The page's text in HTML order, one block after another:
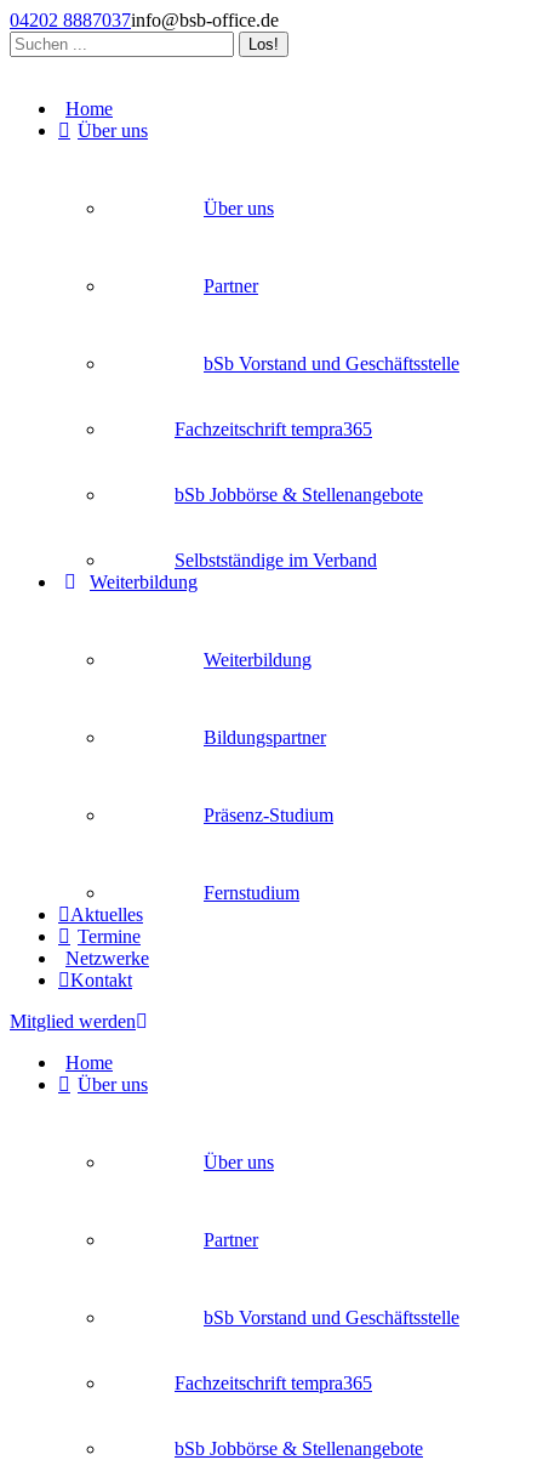
Zum
Inhalt
springen
04202 8887037info@bsb-office.de
Search:
opens
opens
opens
Home
Über uns
Über uns
Partner
bSb Vorstand und Geschäftsstelle
Fachzeitschrift tempra365
bSb Jobbörse & Stellenangebote
Selbstständige im Verband
Weiterbildung
Weiterbildung
Bildungspartner
Präsenz-Studium
Fernstudium
Aktuelles
Termine
Netzwerke
Kontakt
Mitglied werden
Home
Über uns
Über uns
Partner
bSb Vorstand und Geschäftsstelle
Fachzeitschrift tempra365
bSb Jobbörse & Stellenangebote